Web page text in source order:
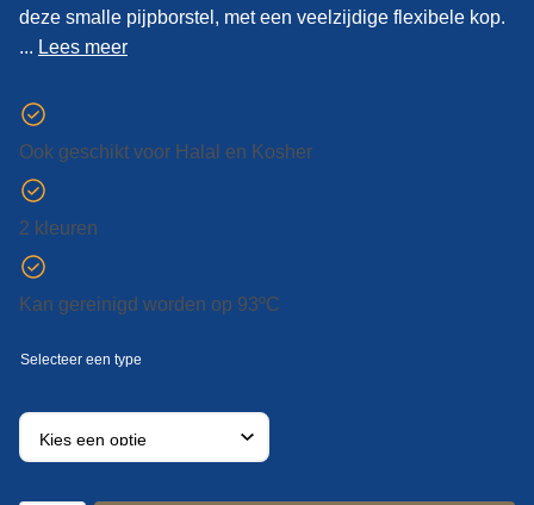
deze smalle pijpborstel, met een veelzijdige flexibele kop.
... Lees meer
Ook geschikt voor Halal en Kosher
2 kleuren
Kan gereinigd worden op 93ºC